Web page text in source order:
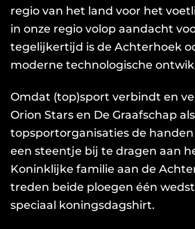
regio van het land voor het
in onze regio volop aandacht
tegelijkertijd is de Achterhoek
moderne technologische
Omdat (top)sport verbindt en
Orion Stars en De Graafschap
topsportorganisaties de
een steentje bij te dragen aan
Koninklijke familie aan de
treden beide ploegen één
speciaal koningsdagshirt.